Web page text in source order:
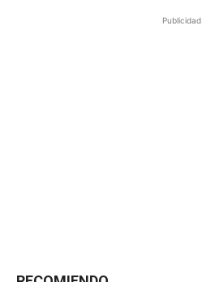
Publicidad